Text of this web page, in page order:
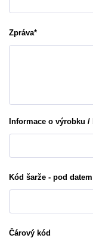
Zpráva*
Informace o výrobku
Kód šarže - pod
Čárový kód